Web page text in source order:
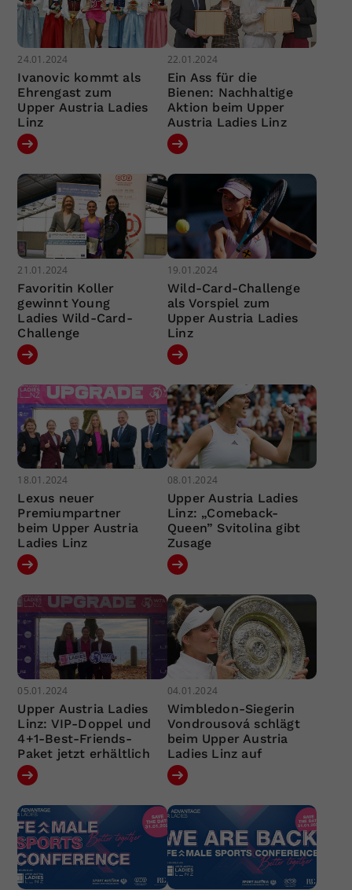
24.01.2024
Ivanovic kommt als
Ehrengast zum
Upper Austria Ladies
Linz
22.01.2024
Ein Ass für die
Bienen: Nachhaltige
Aktion beim Upper
Austria Ladies Linz
21.01.2024
Favoritin Koller
gewinnt Young
Ladies Wild-Card-
Challenge
19.01.2024
Wild-Card-Challenge
als Vorspiel zum
Upper Austria Ladies
Linz
18.01.2024
Lexus neuer
Premiumpartner
beim Upper Austria
Ladies Linz
08.01.2024
Upper Austria Ladies
Linz: „Comeback-
Queen” Svitolina gibt
Zusage
05.01.2024
Upper Austria Ladies
Linz: VIP-Doppel und
4+1-Best-Friends-
Paket jetzt erhältlich
04.01.2024
Wimbledon-Siegerin
Vondrousová schlägt
beim Upper Austria
Ladies Linz auf